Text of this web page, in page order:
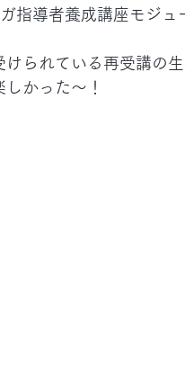
指導者養成講座モジュ
られている再受講の
かった〜！